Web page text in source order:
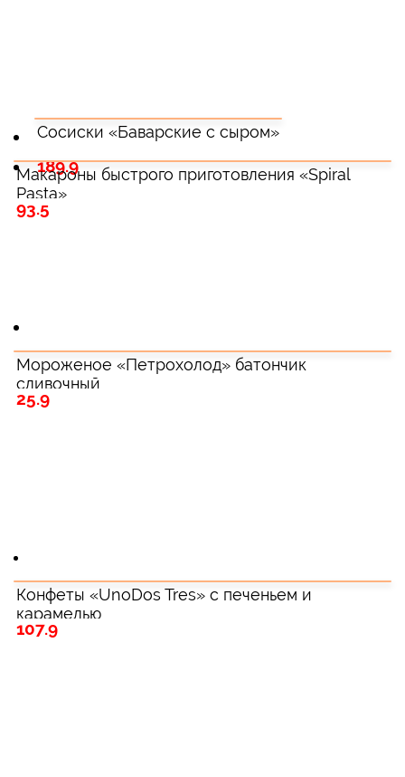
Макароны быстрого приготовления «Spiral
Pasta»
93.5
Сосиски «Баварские с сыром»
189.9
Мороженое «Петрохолод» батончик
сливочный
25.9
Конфеты «UnoDos Tres» с печеньем и
карамелью
107.9